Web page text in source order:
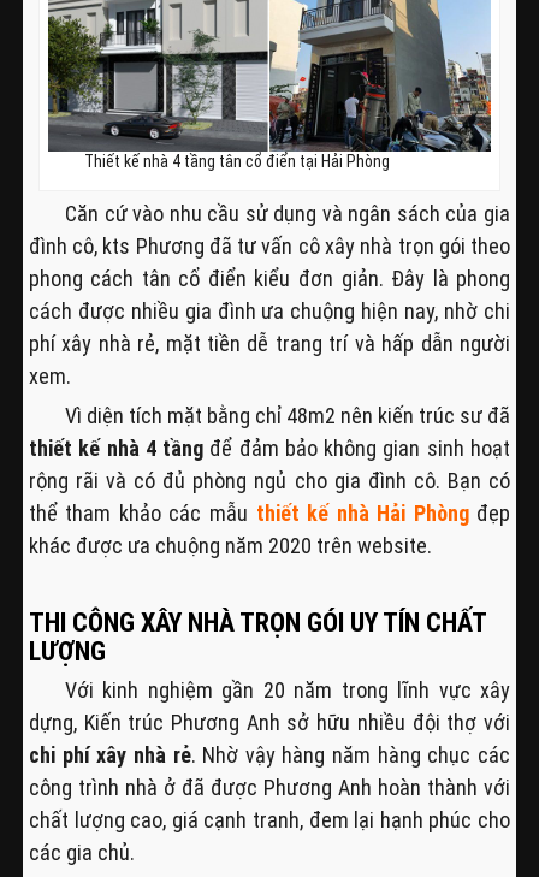
Thiết kế nhà 4 tầng tân cổ điển tại Hải Phòng
Căn cứ vào nhu cầu sử dụng và ngân sách của gia
đình cô, kts Phương đã tư vấn cô xây nhà trọn gói theo
phong cách tân cổ điển kiểu đơn giản. Đây là phong
cách được nhiều gia đình ưa chuộng hiện nay, nhờ chi
phí xây nhà rẻ, mặt tiền dễ trang trí và hấp dẫn người
xem.
Vì diện tích mặt bằng chỉ 48m2 nên kiến trúc sư đã
thiết kế nhà 4 tầng để đảm bảo không gian sinh hoạt
rộng rãi và có đủ phòng ngủ cho gia đình cô. Bạn có
thể tham khảo các mẫu thiết kế nhà Hải Phòngđẹp
khác được ưa chuộng năm 2020 trên website.
THI CÔNG XÂY NHÀ TRỌN GÓI UY TÍN CHẤT
LƯỢNG
Với kinh nghiệm gần 20 năm trong lĩnh vực xây
dựng, Kiến trúc Phương Anh sở hữu nhiều đội thợ với
chi phí xây nhà rẻ. Nhờ vậy hàng năm hàng chục các
công trình nhà ở đã được Phương Anh hoàn thành với
chất lượng cao, giá cạnh tranh, đem lại hạnh phúc cho
các gia chủ.